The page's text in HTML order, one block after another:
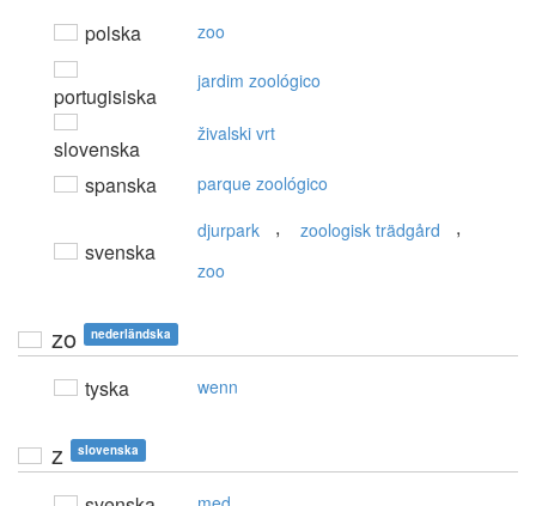
polska zoo
portugisiska
jardim zoológico
slovenska
živalski vrt
spanska parque zoológico
svenska
djurpark , zoologisk trädgård ,
zoo
zo nederländska
tyska wenn
z slovenska